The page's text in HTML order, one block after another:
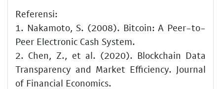
Referensi:
1. Nakamoto, S. (2008). Bitcoin: A Peer-to-
Peer Electronic Cash System.
2. Chen, Z., et al. (2020). Blockchain Data
Transparency and Market Efficiency. Journal
of Financial Economics.